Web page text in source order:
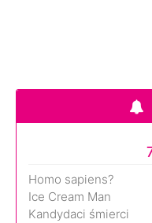
Homo sapiens?
Ice Cream Man
Kandydaci śmierci